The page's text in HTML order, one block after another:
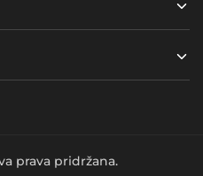
prava pridržana.